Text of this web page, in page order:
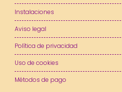
Instalaciones
Aviso legal
Política de privacidad
Uso de cookies
Métodos de pago